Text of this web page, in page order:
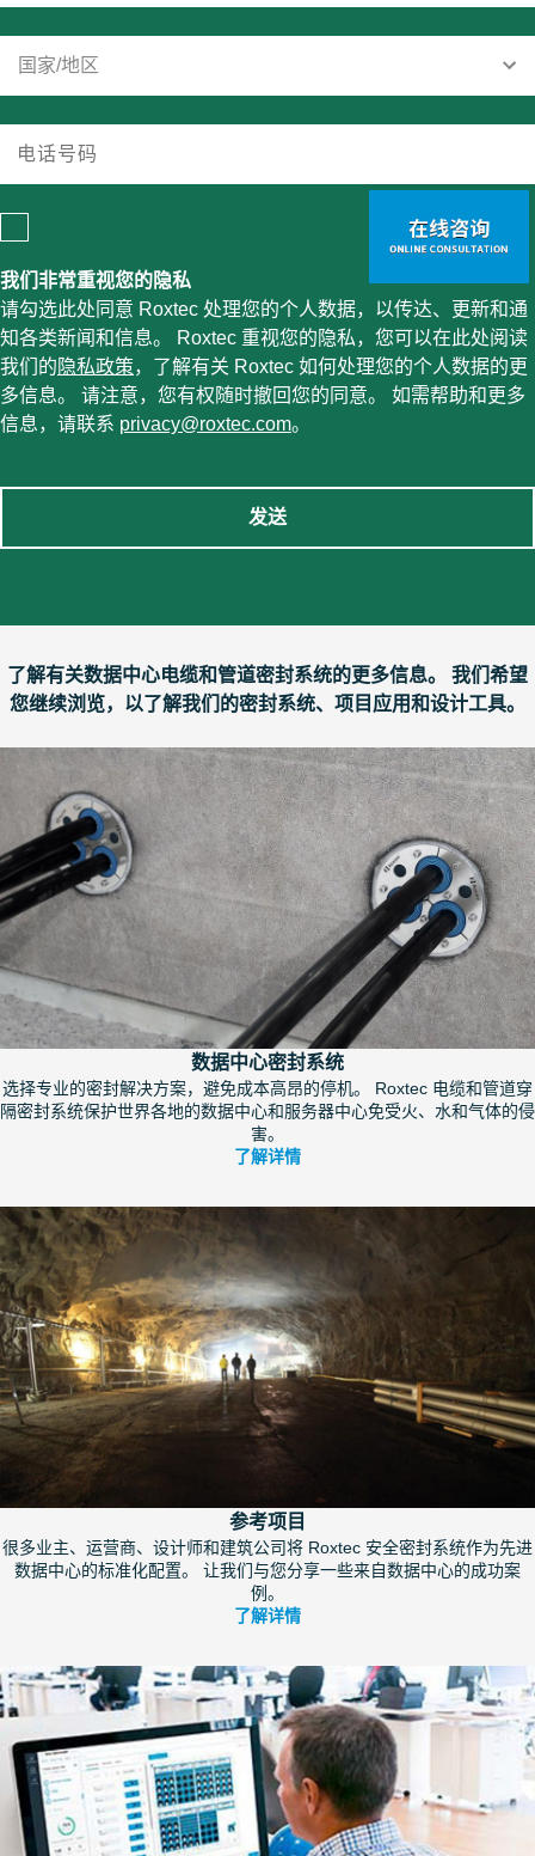
我们非常重视您的隐私
请勾选此处同意 Roxtec 处理您的个人数据，以传达、更新和通
知各类新闻和信息。 Roxtec 重视您的隐私，您可以在此处阅读
我们的 隐私政策，了解有关 Roxtec 如何处理您的个人数据的更
多信息。 请注意，您有权随时撤回您的同意。 如需帮助和更多
信息，请联系 privacy@roxtec.com。
发送
了解有关数据中心电缆和管道密封系统的更多信息。 我们希望
您继续浏览，以了解我们的密封系统、项目应用和设计工具。
数据中心密封系统
选择专业的密封解决方案，避免成本高昂的停机。 Roxtec 电缆和管道穿
隔密封系统保护世界各地的数据中心和服务器中心免受火、水和气体的侵
害。
了解详情
参考项目
很多业主、运营商、设计师和建筑公司将 Roxtec 安全密封系统作为先进
数据中心的标准化配置。 让我们与您分享一些来自数据中心的成功案
例。
了解详情